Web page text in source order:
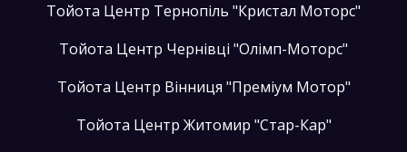
Тойота Центр Тернопіль "Кристал Моторс"
Тойота Центр Чернівці "Олімп-Моторс"
Тойота Центр Вінниця "Преміум Мотор"
Тойота Центр Житомир "Стар-Кар"